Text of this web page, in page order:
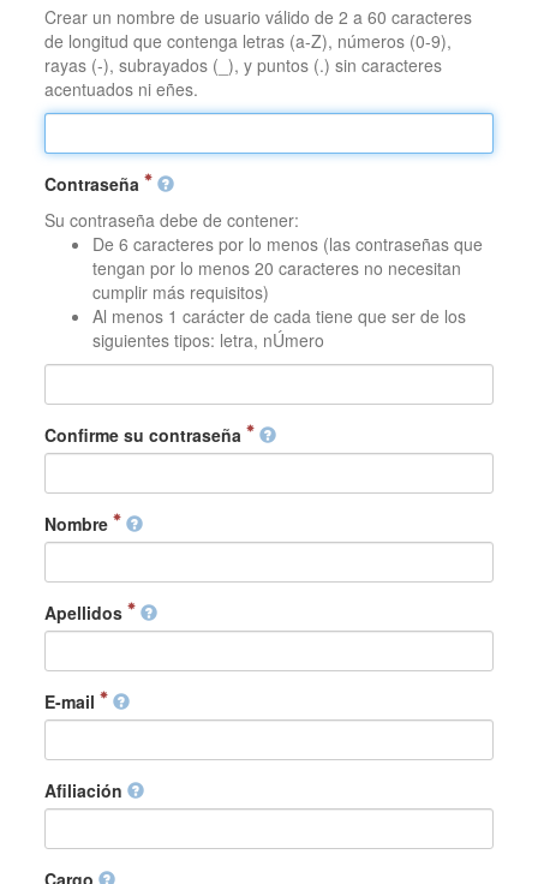
Crear un nombre de usuario válido de 2 a 60 caracteres
de longitud que contenga letras (a-Z), números (0-9),
rayas (-), subrayados (_), y puntos (.) sin caracteres
acentuados ni eñes.
Contraseña
Su contraseña debe de contener:
De 6 caracteres por lo menos (las contraseñas que
tengan por lo menos 20 caracteres no necesitan
cumplir más requisitos)
Al menos 1 carácter de cada tiene que ser de los
siguientes tipos: letra, nÚmero
Confirme su contraseña
Nombre
Apellidos
E-mail
Afiliación
Cargo